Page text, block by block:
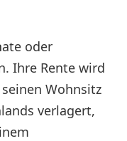
oder
Ihre Rente wird
Wohnsitz
verlagert,